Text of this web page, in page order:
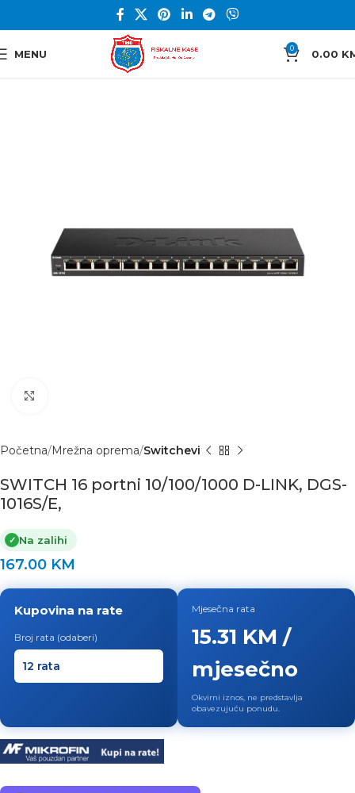
MENU 0 0.00
Početna Mrežna oprema Switchevi
SWITCH 16 portni 10/100/1000 D-LINK, DGS-
1016S/E,
✓ Na zalihi
167.00 KM
Kupovina na rate
Broj rata (odaberi)
Mjesečna rata
15.31 KM /
mjesečno
Okvirni iznos, ne predstavlja
obavezujuću ponudu.